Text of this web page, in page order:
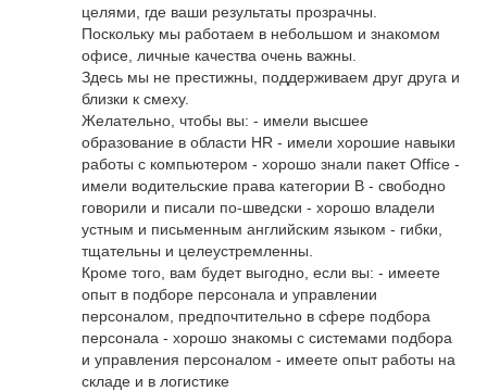
целями, где ваши результаты прозрачны.
Поскольку мы работаем в небольшом и знакомом
офисе, личные качества очень важны.
Здесь мы не престижны, поддерживаем друг друга и
близки к смеху.
Желательно, чтобы вы: - имели высшее
образование в области HR - имели хорошие навыки
работы с компьютером - хорошо знали пакет Office -
имели водительские права категории B - свободно
говорили и писали по-шведски - хорошо владели
устным и письменным английским языком - гибки,
тщательны и целеустремленны.
Кроме того, вам будет выгодно, если вы: - имеете
опыт в подборе персонала и управлении
персоналом, предпочтительно в сфере подбора
персонала - хорошо знакомы с системами подбора
и управления персоналом - имеете опыт работы на
складе и в логистике